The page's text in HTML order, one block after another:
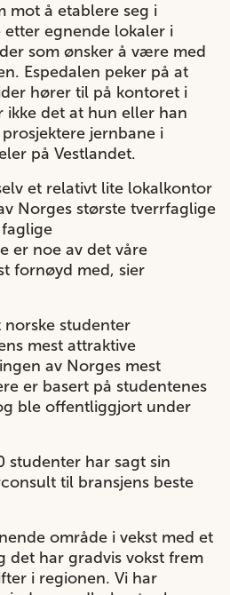
mot å etablere seg i
egnende lokaler i
som ønsker å være med
Espedalen peker på at
hører til på kontoret i
ikke det at hun eller han
jernbane i
på Vestlandet.
et relativt lite lokalkontor
Norges største tverrfaglige
er noe av det våre
fornøyd med, sier
norske studenter
mest attraktive
av Norges mest
er basert på studentenes
ble offentliggjort under
studenter har sagt sin
til bransjens beste
område i vekst med et
det har gradvis vokst frem
i regionen. Vi har